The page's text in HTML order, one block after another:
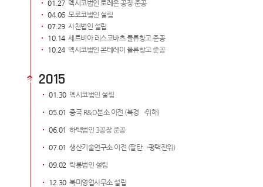
01.27 멕시코법인 토레온 공장 준공
04.06 모로코법인 설립
07.29 사천법인 설립
10.14 세르비아 레스코바츠 물류창고 준공
10.24 멕시코법인 몬테레이 물류창고 준공
2015
01.30 멕시코법인 설립
05.01 중국 R&D분소 이전 (북경→위해)
06.01 하택법인 3공장 준공
07.01 생산기술연구소 이전 (팔탄→평택진위)
09.02 락릉법인 설립
12.30 북미영업사무소 설립